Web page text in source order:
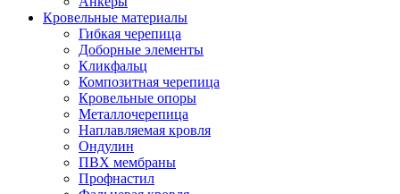
Кровельные материалы
Гибкая черепица
Доборные элементы
Кликфальц
Композитная черепица
Кровельные опоры
Металлочерепица
Наплавляемая кровля
Ондулин
ПВХ мембраны
Профнастил